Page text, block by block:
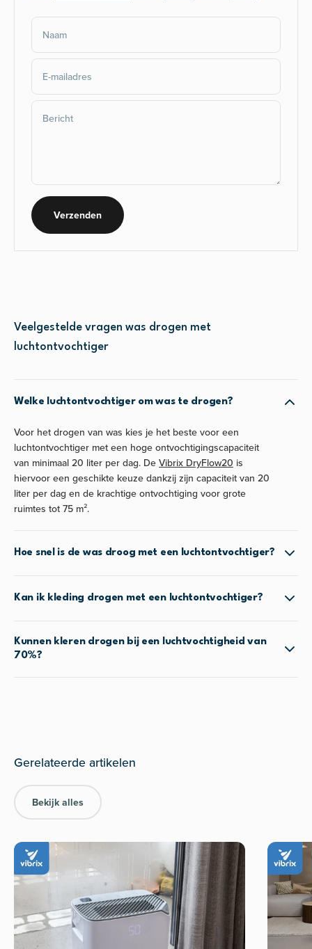
Naam
E-mailadres
Bericht
Verzenden
Veelgestelde vragen was drogen met
luchtontvochtiger
Welke luchtontvochtiger om was te drogen?
Voor het drogen van was kies je het beste voor een
luchtontvochtiger met een hoge ontvochtigingscapaciteit
van minimaal 20 liter per dag. De Vibrix DryFlow20 is
hiervoor een geschikte keuze dankzij zijn capaciteit van 20
liter per dag en de krachtige ontvochtiging voor grote
ruimtes tot 75 m².
Hoe snel is de was droog met een luchtontvochtiger?
Kan ik kleding drogen met een luchtontvochtiger?
Kunnen kleren drogen bij een luchtvochtigheid van
70%?
Bekijk alles